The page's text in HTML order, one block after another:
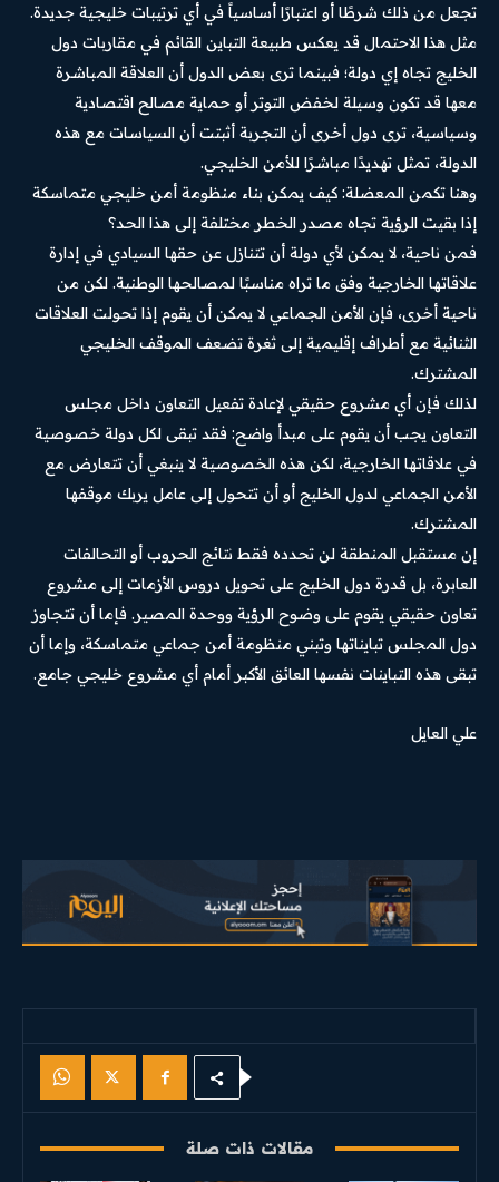
تجعل من ذلك شرطًا أو اعتبارًا أساسياً في أي ترتيبات خليجية جديدة.
مثل هذا الاحتمال قد يعكس طبيعة التباين القائم في مقاربات دول
الخليج تجاه إي دولة؛ فبينما ترى بعض الدول أن العلاقة المباشرة
معها قد تكون وسيلة لخفض التوتر أو حماية مصالح اقتصادية
وسياسية، ترى دول أخرى أن التجربة أثبتت أن السياسات مع هذه
الدولة، تمثل تهديدًا مباشرًا للأمن الخليجي.
وهنا تكمن المعضلة: كيف يمكن بناء منظومة أمن خليجي متماسكة
إذا بقيت الرؤية تجاه مصدر الخطر مختلفة إلى هذا الحد؟
فمن ناحية، لا يمكن لأي دولة أن تتنازل عن حقها السيادي في إدارة
علاقاتها الخارجية وفق ما تراه مناسبًا لمصالحها الوطنية. لكن من
ناحية أخرى، فإن الأمن الجماعي لا يمكن أن يقوم إذا تحولت العلاقات
الثنائية مع أطراف إقليمية إلى ثغرة تضعف الموقف الخليجي
المشترك.
لذلك فإن أي مشروع حقيقي لإعادة تفعيل التعاون داخل مجلس
التعاون يجب أن يقوم على مبدأ واضح: فقد تبقى لكل دولة خصوصية
في علاقاتها الخارجية، لكن هذه الخصوصية لا ينبغي أن تتعارض مع
الأمن الجماعي لدول الخليج أو أن تتحول إلى عامل يربك موقفها
المشترك.
إن مستقبل المنطقة لن تحدده فقط نتائج الحروب أو التحالفات
العابرة، بل قدرة دول الخليج على تحويل دروس الأزمات إلى مشروع
تعاون حقيقي يقوم على وضوح الرؤية ووحدة المصير. فإما أن تتجاوز
دول المجلس تبايناتها وتبني منظومة أمن جماعي متماسكة، وإما أن
تبقى هذه التباينات نفسها العائق الأكبر أمام أي مشروع خليجي جامع.
علي العايل
مقالات ذات صلة